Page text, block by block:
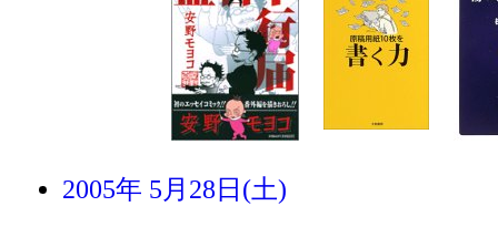
2005年 5月28日(土)